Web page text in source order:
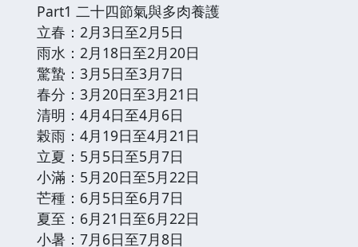
Part1 二十四節氣與多肉養護
立春：2月3日至2月5日
雨水：2月18日至2月20日
驚蟄：3月5日至3月7日
春分：3月20日至3月21日
清明：4月4日至4月6日
榖雨：4月19日至4月21日
立夏：5月5日至5月7日
小滿：5月20日至5月22日
芒種：6月5日至6月7日
夏至：6月21日至6月22日
小暑：7月6日至7月8日